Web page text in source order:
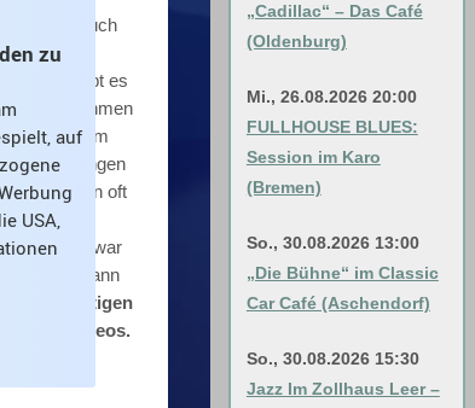
Jahren auch
Ebenso gibt es
übernehmen
Unter dem
einzusingen
ganz schön oft
einige
Aber ich war
wagten dann
des Videos.
zu
auf
USA,
„Cadillac“ – Das Café
(Oldenburg)
Mi., 26.08.2026 20:00
FULLHOUSE BLUES:
Session im Karo
(Bremen)
So., 30.08.2026 13:00
„Die Bühne“ im Classic
Car Café (Aschendorf)
So., 30.08.2026 15:30
Jazz Im Zollhaus Leer –